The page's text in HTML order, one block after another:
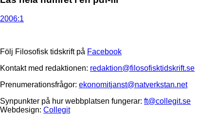
2006:1
Följ Filosofisk tidskrift på Facebook
Kontakt med redaktionen: redaktion@filosofisktidskrift.se
Prenumerationsfrågor: ekonomitjanst@natverkstan.net
Synpunkter på hur webbplatsen fungerar: ft@collegit.se
Webdesign: Collegit